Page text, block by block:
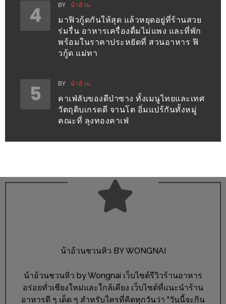
บาน
ปลาย
300
บาท
เกี่ยว
อ้วน
ร้าน
เพื่อน
4 BY น้าอ้วน
มาฟิวกู้ดกันให้สุด แล้วหยุดอยู่ที่ร้านสวย
ร่มรื่น อาหารเครื่องดื่มไม่แพง และที่พัก
พร้อมในราคาประหยัดที่ สวนอาหาร ฟิ
วกู้ด แม่ทา
5 BY น้าอ้วน
คาเฟ่ลับของดีป่าซาง ทั้งเมนูไทยและเทศ
วัตถุดิบเกรดดี จานโต อิ่มแปร้กันทั้งหมู่
คณะที่ ลุงทองคาเฟ่
น้าอ้วนชวนหิว BY WONGNAI
น้าอ้วนชวนหิว by Wongnai เว็บไซต์รีวิวร้านอาหาร
อร่อยทั่วเชียงใหม่และใกล้เคียง เว็บไซต์ที่แนะนำร้าน
อาหารดี ๆ เด็ด ๆ สำหรับใครที่คิดทุกวันว่า "วันนี้จะกิน